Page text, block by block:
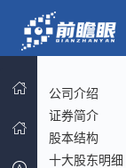
公司介绍
证券简介
股本结构
十大股东明细